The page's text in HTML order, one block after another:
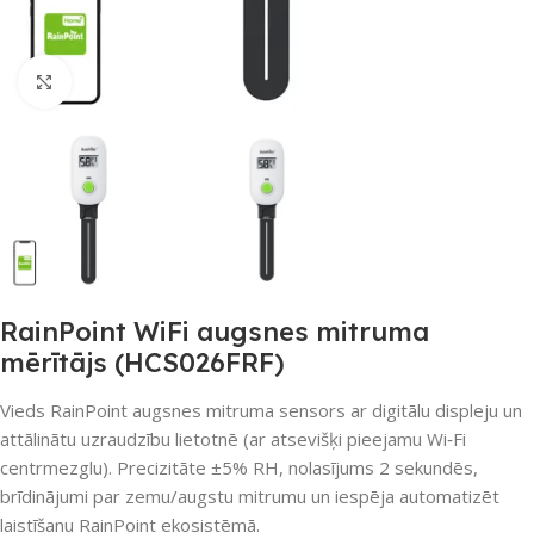
Noklikšķiniet, lai palielinātu
RainPoint WiFi augsnes mitruma
mērītājs (HCS026FRF)
Vieds RainPoint augsnes mitruma sensors ar digitālu displeju un
attālinātu uzraudzību lietotnē (ar atsevišķi pieejamu Wi‑Fi
centrmezglu). Precizitāte ±5% RH, nolasījums 2 sekundēs,
brīdinājumi par zemu/augstu mitrumu un iespēja automatizēt
laistīšanu RainPoint ekosistēmā.